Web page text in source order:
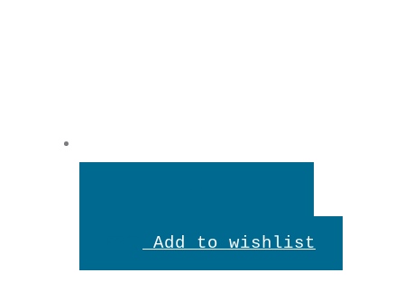
den
Add to wishlist